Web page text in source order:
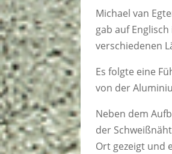
Michael van
gab auf
verschiedenen
Es folgte eine
von der
Neben dem
der
Ort gezeigt und